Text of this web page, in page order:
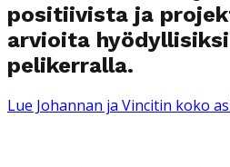
positiivista ja
arvioita
pelikerralla.
Lue Johannan ja Vincitin koko